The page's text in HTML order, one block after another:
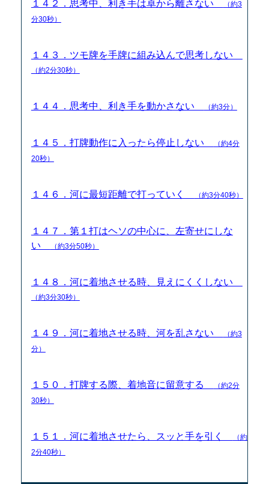
１４２．思考中、利き手は卓から離さない
（約3
分30秒）
１４３．ツモ牌を手牌に組み込んで思考しない
（約2分30秒）
１４４．思考中、利き手を動かさない （約3分）
１４５．打牌動作に入ったら停止しない
（約4分
20秒）
１４６．河に最短距離で打っていく （約3分40秒）
１４７．第１打はヘソの中心に、左寄せにしな
い
（約3分50秒）
１４８．河に着地させる時、見えにくくしない
（約3分30秒）
１４９．河に着地させる時、河を乱さない
（約3
分）
１５０．打牌する際、着地音に留意する
（約2分
30秒）
１５１．河に着地させたら、スッと手を引く
（約
2分40秒）